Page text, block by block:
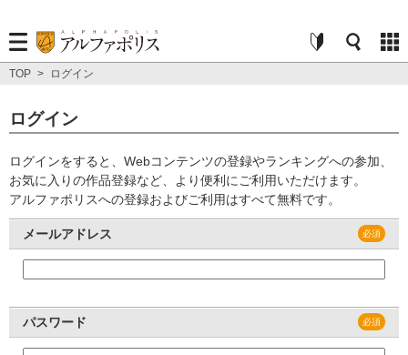
TOP > ログイン
ログイン
ログインをすると、Webコンテンツの登録やランキングへの参加、
お気に入りの作品登録など、より便利にご利用いただけます。
アルファポリスへの登録およびご利用はすべて無料です。
メールアドレス
パスワード